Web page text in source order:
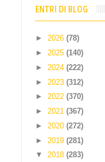
ENTRI DI BLOG
►2026(78)
►2025(140)
► 2024(222)
► 2023(312)
►2022(370)
►2021(367)
► 2020(272)
► 2019(281)
▼2018(283)